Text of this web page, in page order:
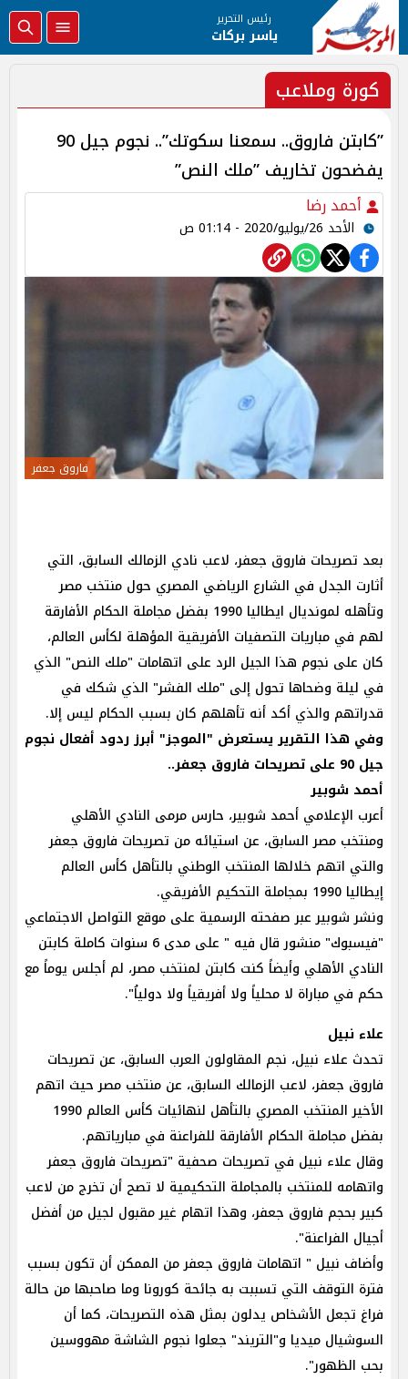
رئيس التحرير
ياسر بركات
كورة وملاعب
”كابتن فاروق.. سمعنا سكوتك”.. نجوم جيل 90
يفضحون تخاريف ”ملك النص”
أحمد رضا
الأحد 26/يوليو/2020 - 01:14 ص
فاروق جعفر
بعد تصريحات فاروق جعفر، لاعب نادي الزمالك السابق، التي
أثارت الجدل في الشارع الرياضي المصري حول منتخب مصر
وتأهله لمونديال ايطاليا 1990 بفضل مجاملة الحكام الأفارقة
لهم في مباريات التصفيات الأفريقية المؤهلة لكأس العالم،
كان على نجوم هذا الجيل الرد على اتهامات "ملك النص" الذي
في ليلة وضحاها تحول إلى "ملك الفشر" الذي شكك في
قدراتهم والذي أكد أنه تأهلهم كان بسبب الحكام ليس إلا.
وفي هذا التقرير يستعرض "الموجز" أبرز ردود أفعال نجوم
جيل 90 على تصريحات فاروق جعفر..
أحمد شوبير
أعرب الإعلامي أحمد شوبير، حارس مرمى النادي الأهلي
ومنتخب مصر السابق، عن استيائه من تصريحات فاروق جعفر
والتي اتهم خلالها المنتخب الوطني بالتأهل كأس العالم
إيطاليا 1990 بمجاملة التحكيم الأفريقي.
ونشر شوبير عبر صفحته الرسمية على موقع التواصل الاجتماعي
"فيسبوك" منشور قال فيه " على مدى 6 سنوات كاملة كابتن
النادي الأهلي وأيضاً كنت كابتن لمنتخب مصر، لم أجلس يوماً مع
حكم في مباراة لا محلياً ولا أفريقياً ولا دولياُ".
علاء نبيل
تحدث علاء نبيل، نجم المقاولون العرب السابق، عن تصريحات
فاروق جعفر، لاعب الزمالك السابق، عن منتخب مصر حيث اتهم
الأخير المنتخب المصري بالتأهل لنهائيات كأس العالم 1990
بفضل مجاملة الحكام الأفارقة للفراعنة في مبارياتهم.
وقال علاء نبيل في تصريحات صحفية "تصريحات فاروق جعفر
واتهامه للمنتخب بالمجاملة التحكيمية لا تصح أن تخرج من لاعب
كبير بحجم فاروق جعفر، وهذا اتهام غير مقبول لجيل من أفضل
أجيال الفراعنة".
وأضاف نبيل " اتهامات فاروق جعفر من الممكن أن تكون بسبب
فترة التوقف التي تسببت به جائحة كورونا وما صاحبها من حالة
فراغ تجعل الأشخاص يدلون بمثل هذه التصريحات، كما أن
السوشيال ميديا و"التريند" جعلوا نجوم الشاشة مهووسين
بحب الظهور".